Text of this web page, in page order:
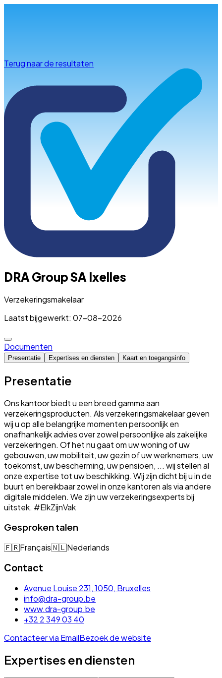
Terug naar de resultaten
DRA Group SA Ixelles
Verzekeringsmakelaar
Laatst bijgewerkt: 07-08-2026
Documenten
Presentatie Expertises en diensten Kaart en toegangsinfo
Presentatie
Ons kantoor biedt u een breed gamma aan
verzekeringsproducten. Als verzekeringsmakelaar geven
wij u op alle belangrijke momenten persoonlijk en
onafhankelijk advies over zowel persoonlijke als zakelijke
verzekeringen. Of het nu gaat om uw woning of uw
gebouwen, uw mobiliteit, uw gezin of uw werknemers, uw
toekomst, uw bescherming, uw pensioen, ... wij stellen al
onze expertise tot uw beschikking. Wij zijn dicht bij u in de
buurt en bereikbaar zowel in onze kantoren als via andere
digitale middelen. We zijn uw verzekeringsexperts bij
uitstek. #ElkZijnVak
Gesproken talen
🇫🇷Français🇳🇱Nederlands
Contact
Avenue Louise 231, 1050, Bruxelles
info@dra-group.be
www.dra-group.be
+32 2 349 03 40
Contacteer via EmailBezoek de website
Expertises en diensten